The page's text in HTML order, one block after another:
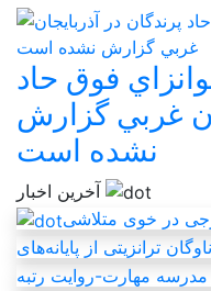
فوق حاد
غربي گزارش
نشده است
در خوی متلاشی
ناوگان ترانزیتی از پایانه‌های
مدرسه مهارت-روايت رتبه